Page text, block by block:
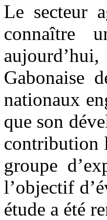
Le secteur
connaître
Gabonaise
nationaux
que son
contribution
groupe
l’objectif
étude a été